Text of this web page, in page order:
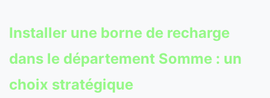
Installer une borne de recharge
dans le département Somme : un
choix stratégique